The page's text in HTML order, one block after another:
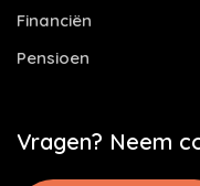
Financiën
Pensioen
Vragen? Neem